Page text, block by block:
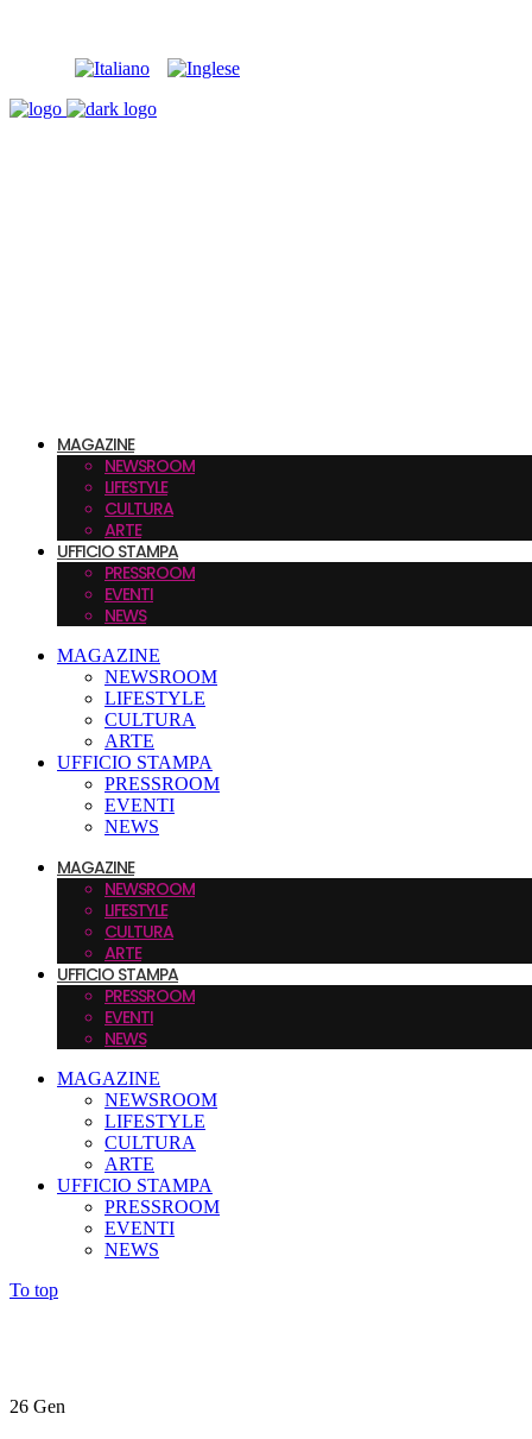
MAGAZINE
NEWSROOM
LIFESTYLE
CULTURA
ARTE
UFFICIO STAMPA
PRESSROOM
EVENTI
NEWS
MAGAZINE
NEWSROOM
LIFESTYLE
CULTURA
ARTE
UFFICIO STAMPA
PRESSROOM
EVENTI
NEWS
MAGAZINE
NEWSROOM
LIFESTYLE
CULTURA
ARTE
UFFICIO STAMPA
PRESSROOM
EVENTI
NEWS
MAGAZINE
NEWSROOM
LIFESTYLE
CULTURA
ARTE
UFFICIO STAMPA
PRESSROOM
EVENTI
NEWS
To top
26 Gen